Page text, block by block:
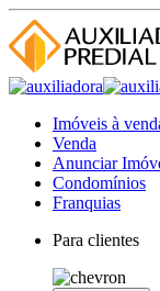
Imóveis à
Venda
Anunciar
Condomínios
Franquias
Para clientes